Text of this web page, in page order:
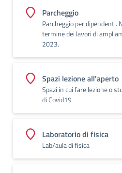
Parcheggio
Parcheggio per dipendenti.
termine dei lavori di
2023.
Spazi lezione all'aperto
Spazi in cui fare lezione o
di Covid19
Laboratorio di fisica
Lab/aula di fisica